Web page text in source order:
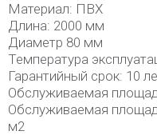
Материал: ПВХ
Длина: 2000 мм
Диаметр 80 мм
Температура
Гарантийный срок: 10
Обслуживаемая
Обслуживаемая
м2